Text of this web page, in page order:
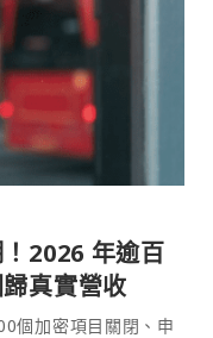
2026 年逾百
真實營收
個加密項目關閉、申